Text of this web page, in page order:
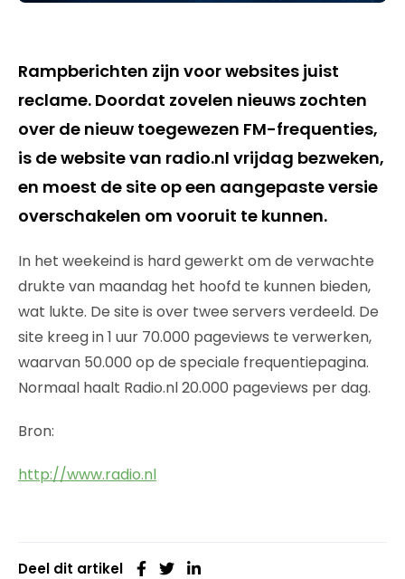
Rampberichten zijn voor websites juist
reclame. Doordat zovelen nieuws zochten
over de nieuw toegewezen FM-frequenties,
is de website van radio.nl vrijdag bezweken,
en moest de site op een aangepaste versie
overschakelen om vooruit te kunnen.
In het weekeind is hard gewerkt om de verwachte
drukte van maandag het hoofd te kunnen bieden,
wat lukte. De site is over twee servers verdeeld. De
site kreeg in 1 uur 70.000 pageviews te verwerken,
waarvan 50.000 op de speciale frequentiepagina.
Normaal haalt Radio.nl 20.000 pageviews per dag.
Bron:
http://www.radio.nl
Deel dit artikel